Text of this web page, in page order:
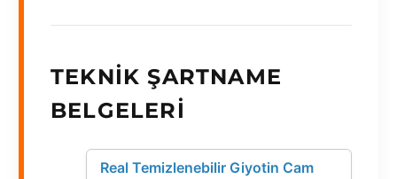
TEKNIK ŞARTNAME
BELGELERI
Real Temizlenebilir Giyotin Cam